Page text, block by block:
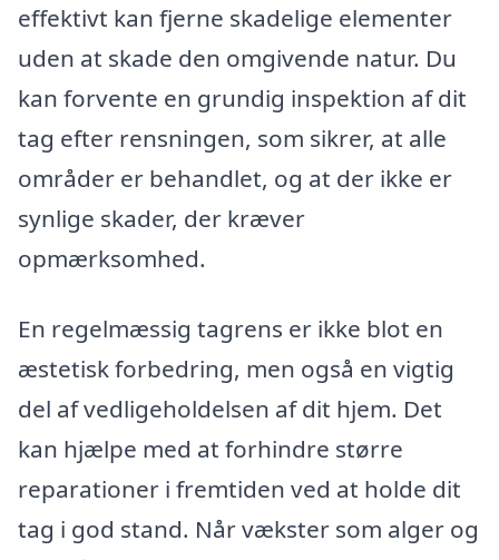
effektivt kan fjerne skadelige elementer
uden at skade den omgivende natur. Du
kan forvente en grundig inspektion af dit
tag efter rensningen, som sikrer, at alle
områder er behandlet, og at der ikke er
synlige skader, der kræver
opmærksomhed.
En regelmæssig tagrens er ikke blot en
æstetisk forbedring, men også en vigtig
del af vedligeholdelsen af dit hjem. Det
kan hjælpe med at forhindre større
reparationer i fremtiden ved at holde dit
tag i god stand. Når vækster som alger og